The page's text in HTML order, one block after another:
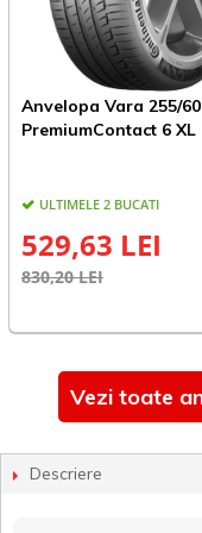
Anvelopa Vara 255/
PremiumContact 6 XL
ULTIMELE 2 BUCATI
529,63 LEI
830,20 LEI
Vezi toate
Descriere